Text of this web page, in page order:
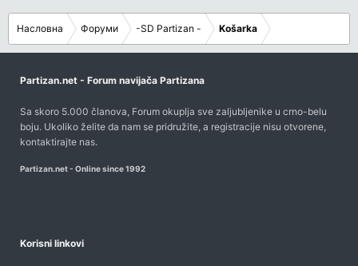
Насловна Форуми -SD Partizan - Košarka
Partizan.net - Forum navijača Partizana
Sa skoro 5.000 članova, Forum okuplja sve zaljubljenike u crno-belu
boju. Ukoliko želite da nam se pridružite, a registracije nisu otvorene,
kontaktirajte nas.
Partizan.net - Online since 1992
Korisni linkovi